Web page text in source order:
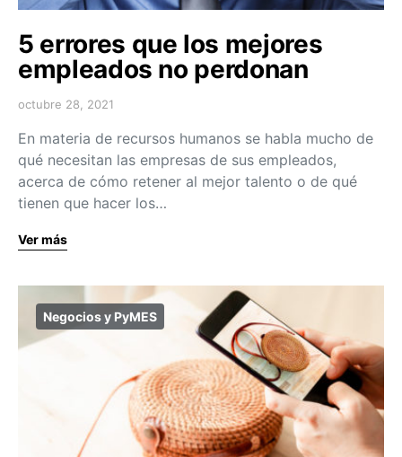
5 errores que los mejores
empleados no perdonan
octubre 28, 2021
En materia de recursos humanos se habla mucho de
qué necesitan las empresas de sus empleados,
acerca de cómo retener al mejor talento o de qué
tienen que hacer los…
Ver más
Negocios y PyMES